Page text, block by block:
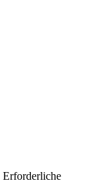
Erforderliche